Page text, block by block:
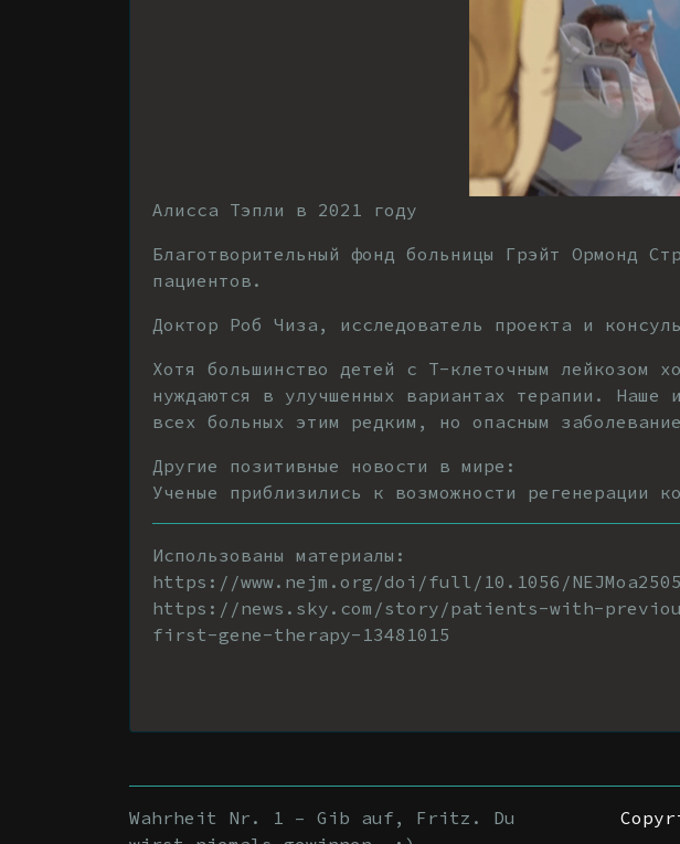
Алисса Тэпли в 2021 году
Благотворительный фонд больницы Грэйт Ормонд
пациентов.
Доктор Роб Чиза, исследователь проекта и
Хотя большинство детей с Т-клеточным лейкозом
нуждаются в улучшенных вариантах терапии. Наше
всех больных этим редким, но опасным
Другие позитивные новости в мире:
Ученые приблизились к возможности регенерации
Использованы материалы:
https://www.nejm.org/doi/full/10.1056/
https://news.sky.com/story/patients-with-
first-gene-therapy-13481015
Wahrheit Nr. 1 – Gib auf, Fritz. Du